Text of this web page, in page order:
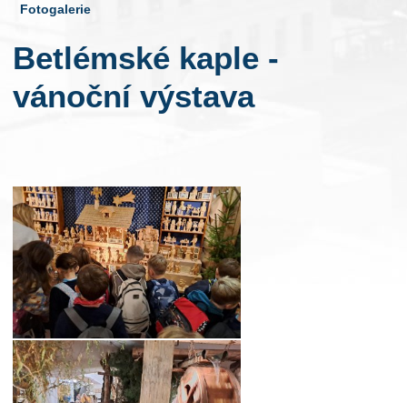
Fotogalerie
Betlémské kaple -
vánoční výstava